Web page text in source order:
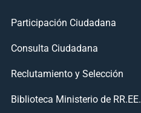
Participación Ciudadana
Consulta Ciudadana
Reclutamiento y Selección
Biblioteca Ministerio de RR.EE.